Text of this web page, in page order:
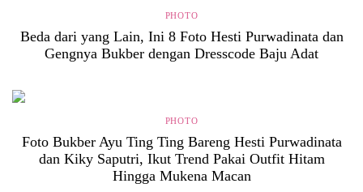
PHOTO
Beda dari yang Lain, Ini 8 Foto Hesti Purwadinata dan
Gengnya Bukber dengan Dresscode Baju Adat
PHOTO
Foto Bukber Ayu Ting Ting Bareng Hesti Purwadinata
dan Kiky Saputri, Ikut Trend Pakai Outfit Hitam
Hingga Mukena Macan